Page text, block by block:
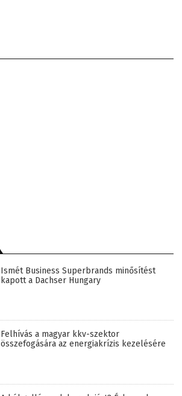
Ismét Business Superbrands minősítést
kapott a Dachser Hungary
Felhívás a magyar kkv-szektor
összefogására az energiakrízis kezelésére